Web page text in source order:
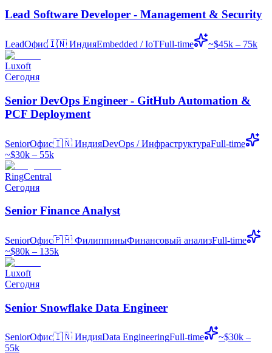
Lead Software Developer - Management & Security
LeadОфис🇮🇳 ИндияEmbedded / IoTFull-time ~$45k – 75k
Luxoft
Сегодня
Senior DevOps Engineer - GitHub Automation &
PCF Deployment
SeniorОфис🇮🇳 ИндияDevOps / ИнфраструктураFull-time
~$30k – 55k
RingCentral
Сегодня
Senior Finance Analyst
SeniorОфис🇵🇭 ФилиппиныФинансовый анализFull-time
~$80k – 135k
Luxoft
Сегодня
Senior Snowflake Data Engineer
SeniorОфис🇮🇳 ИндияData EngineeringFull-time
~$30k –
55k